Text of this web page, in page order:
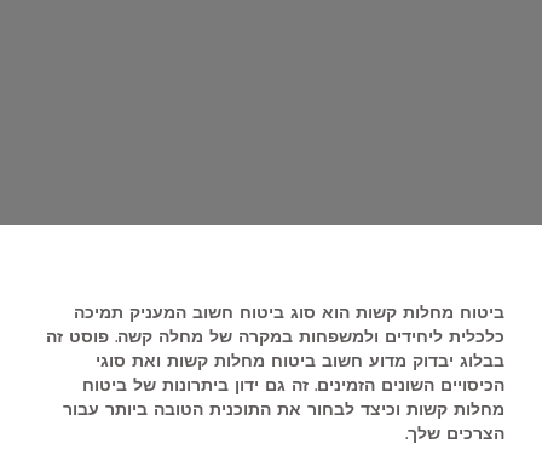
ביטוח מחלות קשות הוא סוג ביטוח חשוב המעניק תמיכה
כלכלית ליחידים ולמשפחות במקרה של מחלה קשה. פוסט זה
בבלוג יבדוק מדוע חשוב ביטוח מחלות קשות ואת סוגי
הכיסויים השונים הזמינים. זה גם ידון ביתרונות של ביטוח
מחלות קשות וכיצד לבחור את התוכנית הטובה ביותר עבור
הצרכים שלך.